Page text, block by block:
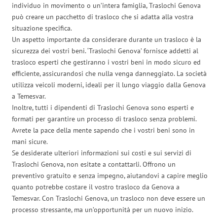
individuo in movimento o un’intera famiglia, Traslochi Genova
può creare un pacchetto di trasloco che si adatta alla vostra
situazione specifica.
Un aspetto importante da considerare durante un trasloco è la
sicurezza dei vostri beni. ‘Traslochi Genova’ fornisce addetti al
trasloco esperti che gestiranno i vostri beni in modo sicuro ed
efficiente, assicurandosi che nulla venga danneggiato. La società
utilizza veicoli moderni, ideali per il lungo viaggio dalla Genova
a Temesvar.
Inoltre, tutti i dipendenti di Traslochi Genova sono esperti e
formati per garantire un processo di trasloco senza problemi.
Avrete la pace della mente sapendo che i vostri beni sono in
mani sicure.
Se desiderate ulteriori informazioni sui costi e sui servizi di
Traslochi Genova, non esitate a contattarli. Offrono un
preventivo gratuito e senza impegno, aiutandovi a capire meglio
quanto potrebbe costare il vostro trasloco da Genova a
Temesvar. Con Traslochi Genova, un trasloco non deve essere un
processo stressante, ma un’opportunità per un nuovo inizio.